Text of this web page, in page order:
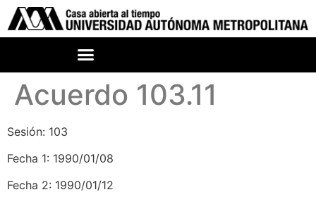
Acuerdo 103.11
Sesión: 103
Fecha 1: 1990/01/08
Fecha 2: 1990/01/12